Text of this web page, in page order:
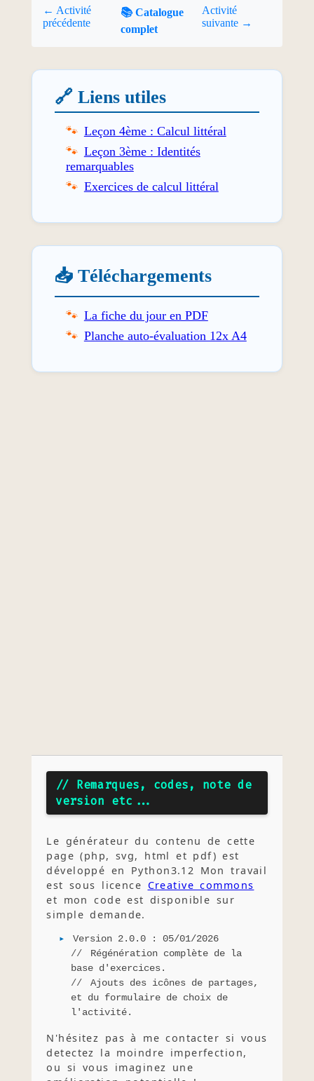
← Activité
précédente
📚 Catalogue
complet
Activité
suivante →
🔗 Liens utiles
Leçon 4ème : Calcul littéral
Leçon 3ème : Identités
remarquables
Exercices de calcul littéral
📥 Téléchargements
La fiche du jour en PDF
Planche auto-évaluation 12x A4
// Remarques, codes, note de
version etc...
Le générateur du contenu de cette
page (php, svg, html et pdf) est
développé en Python3.12 Mon travail
est sous licence Creative commons
et mon code est disponible sur
simple demande.
Version 2.0.0 : 05/01/2026
Régénération complète de la
base d'exercices.
Ajouts des icônes de partages,
et du formulaire de choix de
l'activité.
N'hésitez pas à me contacter si vous
detectez la moindre imperfection,
ou si vous imaginez une